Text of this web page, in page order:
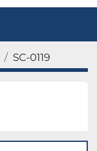
SC-0119